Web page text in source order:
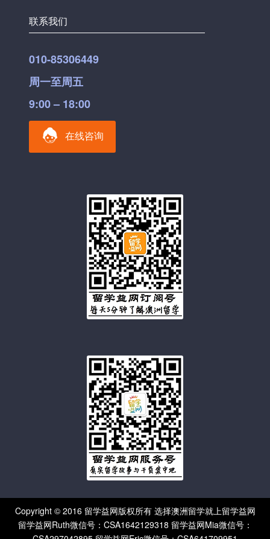
联系我们
010-85306449
周一至周五
9:00 – 18:00
在线咨询
Copyright © 2016 留学益网版权所有 选择澳洲留学就上留学益网
留学益网Ruth微信号：CSA1642129318 留学益网Mia微信号：